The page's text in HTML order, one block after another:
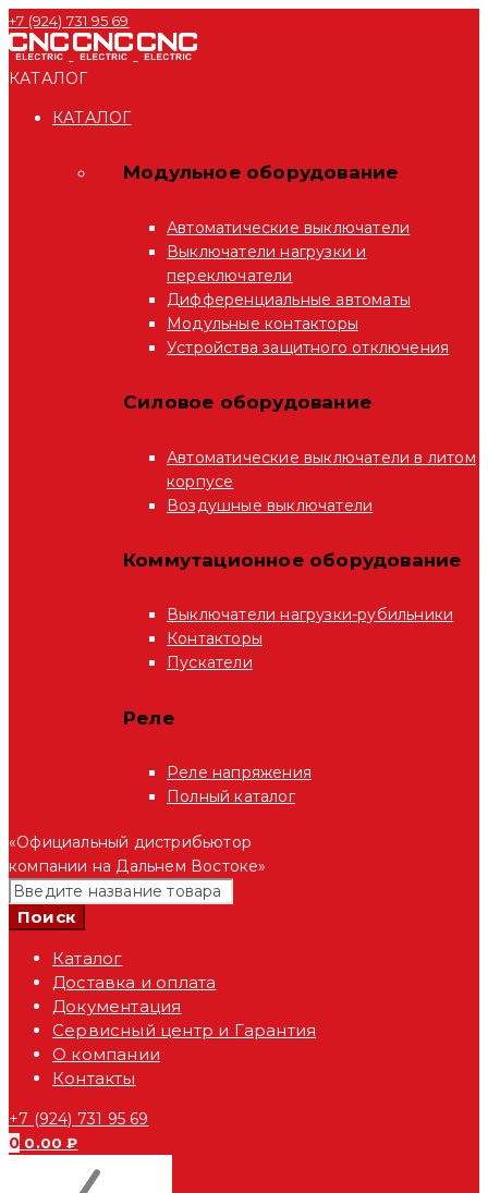
+7 (924) 731 95 69
КАТАЛОГ
КАТАЛОГ
Модульное оборудование
Автоматические выключатели
Выключатели нагрузки и
переключатели
Дифференциальные автоматы
Модульные контакторы
Устройства защитного отключения
Силовое оборудование
Автоматические выключатели в литом
корпусе
Воздушные выключатели
Коммутационное оборудование
Выключатели нагрузки-рубильники
Контакторы
Пускатели
Реле
Реле напряжения
Полный каталог
«Официальный дистрибьютор
компании на Дальнем Востоке»
Каталог
Доставка и оплата
Документация
Сервисный центр и Гарантия
О компании
Контакты
+7 (924) 731 95 69
0 0.00₽